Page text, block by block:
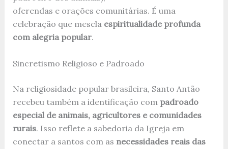
oferendas e orações comunitárias. É uma
celebração que mescla espiritualidade profunda
com alegria popular.
Sincretismo Religioso e Padroado
Na religiosidade popular brasileira, Santo Antão
recebeu também a identificação com padroado
especial de animais, agricultores e comunidades
rurais. Isso reflete a sabedoria da Igreja em
conectar a santos com as necessidades reais das